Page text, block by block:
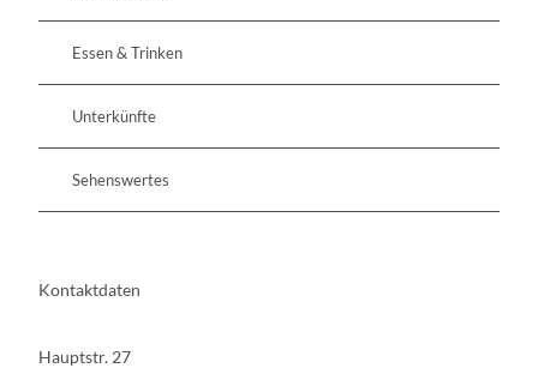
Essen & Trinken
Unterkünfte
Sehenswertes
Kontaktdaten
Hauptstr. 27